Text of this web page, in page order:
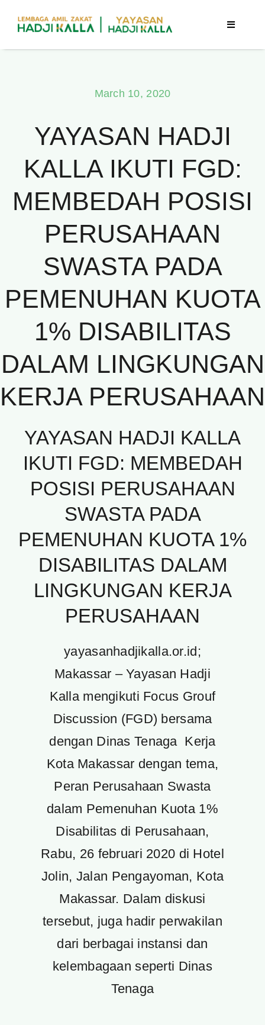
content
Toggle
Program
Publikasi
March 10, 2020
YAYASAN HADJI
KALLA IKUTI FGD:
MEMBEDAH POSISI
PERUSAHAAN
SWASTA PADA
PEMENUHAN KUOTA
1% DISABILITAS
DALAM LINGKUNGAN
KERJA PERUSAHAAN
YAYASAN HADJI KALLA
IKUTI FGD: MEMBEDAH
POSISI PERUSAHAAN
SWASTA PADA
PEMENUHAN KUOTA 1%
DISABILITAS DALAM
LINGKUNGAN KERJA
PERUSAHAAN
yayasanhadjikalla.or.id;
Makassar – Yayasan Hadji
Kalla mengikuti Focus Grouf
Discussion (FGD) bersama
dengan Dinas Tenaga Kerja
Kota Makassar dengan tema,
Peran Perusahaan Swasta
dalam Pemenuhan Kuota 1%
Disabilitas di Perusahaan,
Rabu, 26 februari 2020 di Hotel
Jolin, Jalan Pengayoman, Kota
Makassar. Dalam diskusi
tersebut, juga hadir perwakilan
dari berbagai instansi dan
kelembagaan seperti Dinas
Tenaga